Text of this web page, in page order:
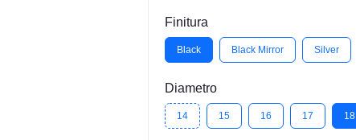
Finitura
Black Black Mirror Silver
Diametro
14 15 16 17 18